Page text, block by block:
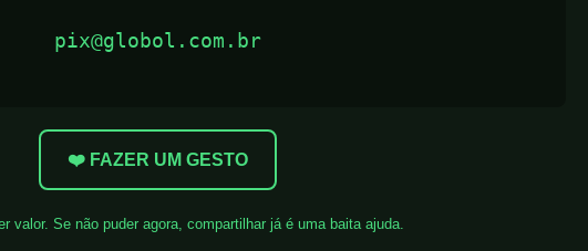
pix@globol.com.br
❤️ FAZER UM GESTO
valor. Se não puder agora, compartilhar já é uma baita ajuda.